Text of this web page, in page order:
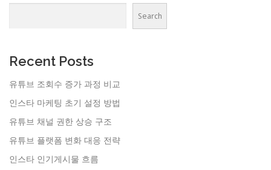
Search
Recent Posts
유튜브 조회수 증가 과정 비교
인스타 마케팅 초기 설정 방법
유튜브 채널 권한 상승 구조
유튜브 플랫폼 변화 대응 전략
인스타 인기게시물 흐름